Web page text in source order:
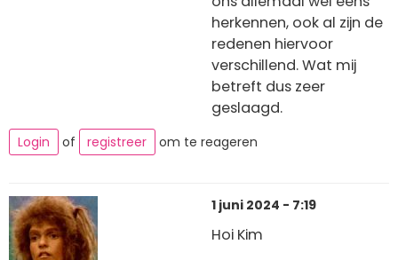
herkennen, ook al zijn de
redenen hiervoor
verschillend. Wat mij
betreft dus zeer
geslaagd.
Login of registreer om te reageren
1 juni 2024 - 7:19
Hoi Kim